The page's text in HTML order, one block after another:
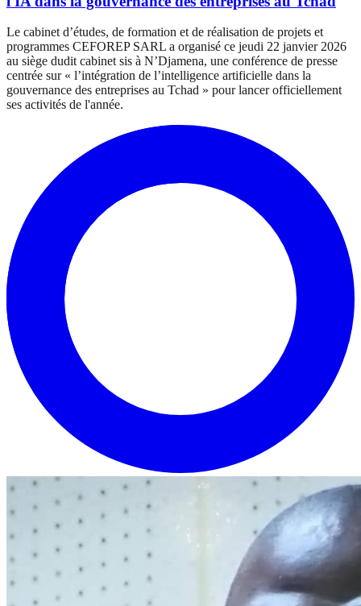
Le cabinet d’études, de formation et de réalisation de projets et
programmes CEFOREP SARL a organisé ce jeudi 22 janvier 2026
au siège dudit cabinet sis à N’Djamena, une conférence de presse
centrée sur « l’intégration de l’intelligence artificielle dans la
gouvernance des entreprises au Tchad » pour lancer officiellement
ses activités de l'année.